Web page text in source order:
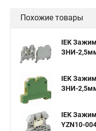
Похожие товары
IEK
ЗНИ-
IEK
ЗНИ-
IEK
YZN10-